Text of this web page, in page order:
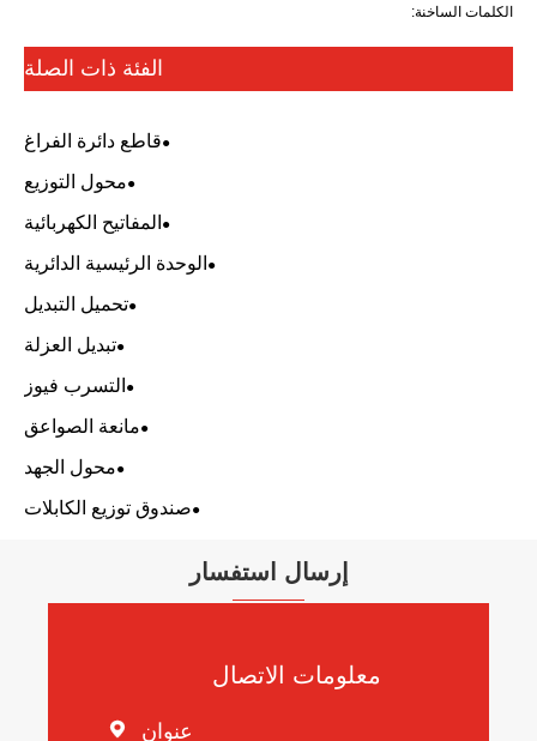
الكلمات الساخنة:
الفئة ذات الصلة
قاطع دائرة الفراغ
محول التوزيع
المفاتيح الكهربائية
الوحدة الرئيسية الدائرية
تحميل التبديل
تبديل العزلة
التسرب فيوز
مانعة الصواعق
محول الجهد
صندوق توزيع الكابلات
إرسال استفسار
معلومات الاتصال
 عنوان